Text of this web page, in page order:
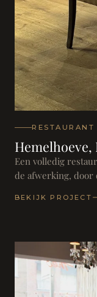
RESTAURANT
Hemelhoeve,
Een volledig
de afwerking, door
BEKIJK PROJECT